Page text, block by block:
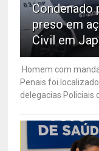
Condenado
preso em
Civil em
Homem com
Penais foi
delegacias Policiais